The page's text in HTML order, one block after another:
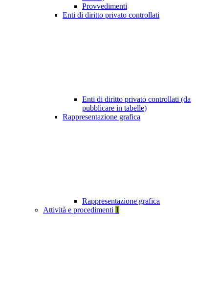
Provvedimenti
Enti di diritto privato controllati
Enti di diritto privato controllati (da
pubblicare in tabelle)
Rappresentazione grafica
Rappresentazione grafica
Attività e procedimenti 1